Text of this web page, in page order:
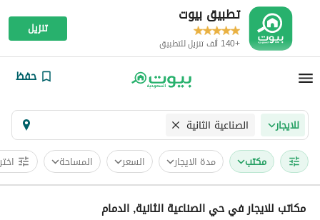
تطبيق بيوت
+140 ألف تنزيل للتطبيق
تنزيل
حفظ
للايجار الصناعية الثانية
مکتب مدة الايجار السعر المساحة
مكاتب للايجار في حي الصناعية الثانية, الدمام